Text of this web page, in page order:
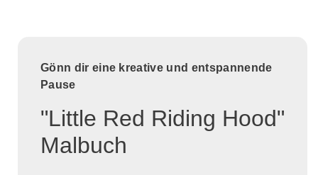
Gönn dir eine kreative und entspannende
Pause
"Little Red Riding Hood"
Malbuch